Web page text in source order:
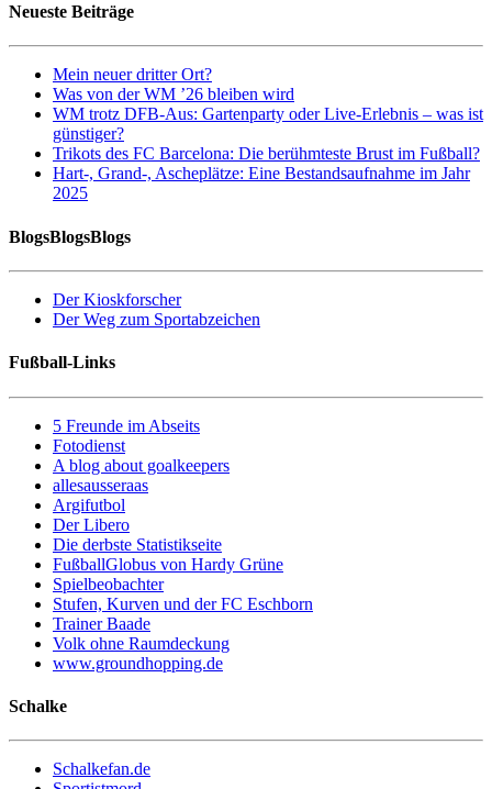
Neueste Beiträge
Mein neuer dritter Ort?
Was von der WM ’26 bleiben wird
WM trotz DFB-Aus: Gartenparty oder Live-Erlebnis – was ist
günstiger?
Trikots des FC Barcelona: Die berühmteste Brust im Fußball?
Hart-, Grand-, Ascheplätze: Eine Bestandsaufnahme im Jahr
2025
BlogsBlogsBlogs
Der Kioskforscher
Der Weg zum Sportabzeichen
Fußball-Links
5 Freunde im Abseits
Fotodienst
A blog about goalkeepers
allesausseraas
Argifutbol
Der Libero
Die derbste Statistikseite
FußballGlobus von Hardy Grüne
Spielbeobachter
Stufen, Kurven und der FC Eschborn
Trainer Baade
Volk ohne Raumdeckung
www.groundhopping.de
Schalke
Schalkefan.de